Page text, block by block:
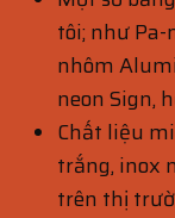
tôi; như
nhôm
neon Sign,
Chất liệu
trắng, inox
trên thị